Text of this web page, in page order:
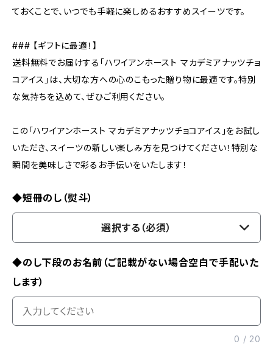
ておくことで、いつでも手軽に楽しめるおすすめスイーツです。
### 【ギフトに最適！】
送料無料でお届けする「ハワイアンホースト マカデミアナッツチョ
コアイス」は、大切な方への心のこもった贈り物に最適です。特別
な気持ちを込めて、ぜひご利用ください。
この「ハワイアンホースト マカデミアナッツチョコアイス」をお試し
いただき、スイーツの新しい楽しみ方を見つけてください！特別な
瞬間を美味しさで彩るお手伝いをいたします！
◆短冊のし（熨斗）
選択する（必須）
◆のし下段のお名前（ご記載がない場合空白で手配いた
します）
0 / 20